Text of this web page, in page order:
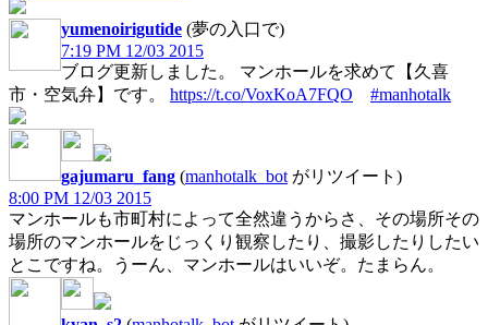
yumenoirigutide (夢の入口で)
7:19 PM 12/03 2015
ブログ更新しました。 マンホールを求めて【久喜
市・空気弁】です。 https://t.co/VoxKoA7FQO #manhotalk
gajumaru_fang (manhotalk_bot がリツイート)
8:00 PM 12/03 2015
マンホールも市町村によって全然違うからさ、その場所その
場所のマンホールをじっくり観察したり、撮影したりしたい
とこですね。うーん、マンホールはいいぞ。たまらん。